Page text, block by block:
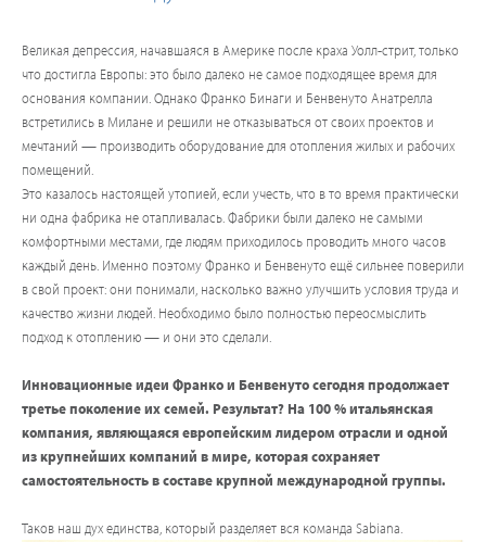
Великая депрессия, начавшаяся в Америке после краха Уолл-стрит, только
что достигла Европы: это было далеко не самое подходящее время для
основания компании. Однако Франко Бинаги и Бенвенуто Анатрелла
встретились в Милане и решили не отказываться от своих проектов и
мечтаний — производить оборудование для отопления жилых и рабочих
помещений.
Это казалось настоящей утопией, если учесть, что в то время практически
ни одна фабрика не отапливалась. Фабрики были далеко не самыми
комфортными местами, где людям приходилось проводить много часов
каждый день. Именно поэтому Франко и Бенвенуто ещё сильнее поверили
в свой проект: они понимали, насколько важно улучшить условия труда и
качество жизни людей. Необходимо было полностью переосмыслить
подход к отоплению — и они это сделали.
Инновационные идеи Франко и Бенвенуто сегодня продолжает
третье поколение их семей. Результат? На 100 % итальянская
компания, являющаяся европейским лидером отрасли и одной
из крупнейших компаний в мире, которая сохраняет
самостоятельность в составе крупной международной группы.
Таков наш дух единства, который разделяет вся команда Sabiana.